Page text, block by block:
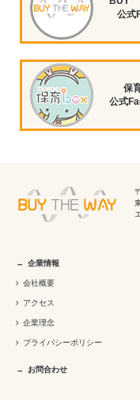
公式
保
公式
企業情報
会社概要
アクセス
企業理念
プライバシーポリシー
お問合わせ